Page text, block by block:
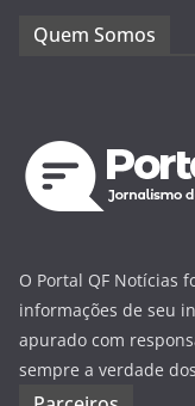
Quem Somos
O Portal QF Notícias
informações de seu
apurado com
sempre a verdade